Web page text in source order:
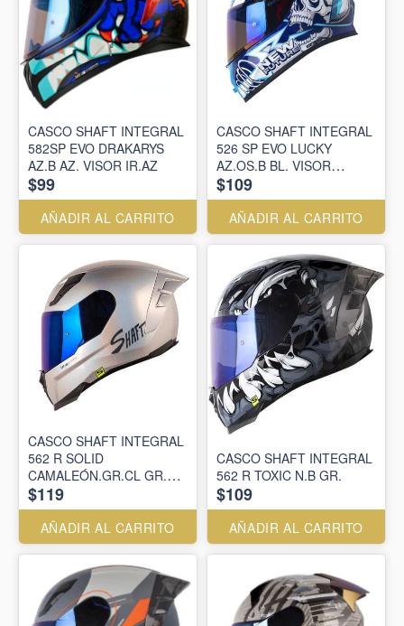
CASCO SHAFT INTEGRAL
582SP EVO DRAKARYS
AZ.B AZ. VISOR IR.AZ
$99
AÑADIR AL CARRITO
CASCO SHAFT INTEGRAL
526 SP EVO LUCKY
AZ.OS.B BL. VISOR
SM.CL.IR.AZ
$109
AÑADIR AL CARRITO
CASCO SHAFT INTEGRAL
562 R SOLID
CAMALEÓN.GR.CL GR.OS
VISOR SM.CL.IR.AZ
$119
AÑADIR AL CARRITO
CASCO SHAFT INTEGRAL
562 R TOXIC N.B GR.
$109
AÑADIR AL CARRITO